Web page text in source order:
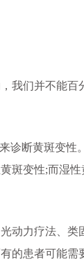
们并不能百
诊断黄斑变
斑变性;而湿
力疗法、类
的患者可能